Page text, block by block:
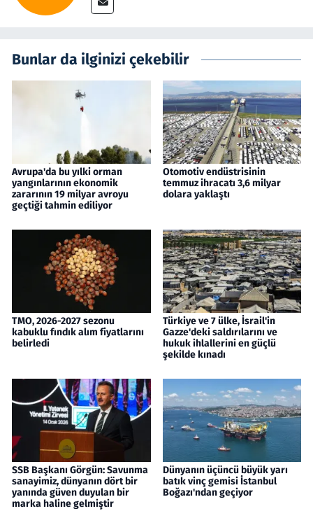
Bunlar da ilginizi çekebilir
Avrupa'da bu yılki orman
yangınlarının ekonomik
zararının 19 milyar avroyu
geçtiği tahmin ediliyor
Otomotiv endüstrisinin
temmuz ihracatı 3,6 milyar
dolara yaklaştı
TMO, 2026-2027 sezonu
kabuklu fındık alım fiyatlarını
belirledi
Türkiye ve 7 ülke, İsrail'in
Gazze'deki saldırılarını ve
hukuk ihlallerini en güçlü
şekilde kınadı
SSB Başkanı Görgün: Savunma
sanayimiz, dünyanın dört bir
yanında güven duyulan bir
marka haline gelmiştir
Dünyanın üçüncü büyük yarı
batık vinç gemisi İstanbul
Boğazı'ndan geçiyor